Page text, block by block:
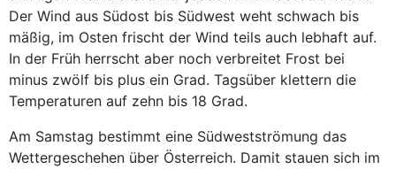
Der Wind aus Südost bis Südwest weht schwach bis
mäßig, im Osten frischt der Wind teils auch lebhaft auf.
In der Früh herrscht aber noch verbreitet Frost bei
minus zwölf bis plus ein Grad. Tagsüber klettern die
Temperaturen auf zehn bis 18 Grad.
Am Samstag bestimmt eine Südwestströmung das
Wettergeschehen über Österreich. Damit stauen sich im